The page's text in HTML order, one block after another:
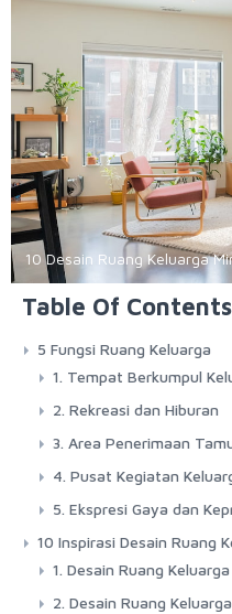
10 Desain Ruang Keluarga
Table Of Contents
5 Fungsi Ruang Keluarga
1. Tempat Berkumpul
2. Rekreasi dan Hiburan
3. Area Penerimaan
4. Pusat Kegiatan
5. Ekspresi Gaya dan
10 Inspirasi Desain Ruang
1. Desain Ruang
2. Desain Ruang